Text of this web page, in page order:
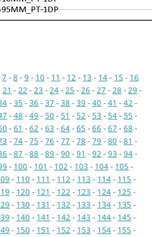
1DP
7 - 8 - 9 - 10 - 11 - 12 - 13 - 14 - 15 - 16
21 - 22 - 23 - 24 - 25 - 26 - 27 - 28 - 29 -
- 35 - 36 - 37 - 38 - 39 - 40 - 41 - 42 -
- 48 - 49 - 50 - 51 - 52 - 53 - 54 - 55 -
- 61 - 62 - 63 - 64 - 65 - 66 - 67 - 68 -
- 74 - 75 - 76 - 77 - 78 - 79 - 80 - 81 -
- 87 - 88 - 89 - 90 - 91 - 92 - 93 - 94 -
- 100 - 101 - 102 - 103 - 104 - 105 -
- 110 - 111 - 112 - 113 - 114 - 115 -
- 120 - 121 - 122 - 123 - 124 - 125 -
- 130 - 131 - 132 - 133 - 134 - 135 -
- 140 - 141 - 142 - 143 - 144 - 145 -
- 150 - 151 - 152 - 153 - 154 - 155 -